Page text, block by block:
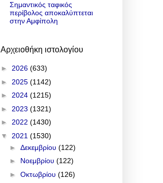
Σημαντικός ταφικός
περίβολος αποκαλύπτεται
στην Αμφίπολη
Αρχειοθήκη ιστολογίου
► 2026 (633)
► 2025 (1142)
► 2024 (1215)
► 2023 (1321)
► 2022 (1430)
▼ 2021 (1530)
► Δεκεμβρίου (122)
► Νοεμβρίου (122)
► Οκτωβρίου (126)